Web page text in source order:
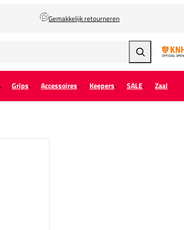
Gemakkelijk retourneren
Zoeken
Grips Accessoires Keepers SALE Zaal